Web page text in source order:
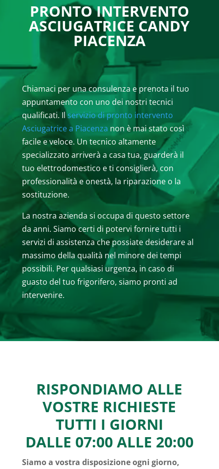
PRONTO INTERVENTO
ASCIUGATRICE CANDY
PIACENZA
Chiamaci per una consulenza e prenota il tuo
appuntamento con uno dei nostri tecnici
qualificati. Ilservizio di pronto intervento
Asciugatrice a Piacenza non è mai stato così
facile e veloce. Un tecnico altamente
specializzato arriverà a casa tua, guarderà il
tuo elettrodomestico e ti consiglierà, con
professionalità e onestà, la riparazione o la
sostituzione.
La nostra azienda si occupa di questo settore
da anni. Siamo certi di potervi fornire tutti i
servizi di assistenza che possiate desiderare al
massimo della qualità nel minore dei tempi
possibili. Per qualsiasi urgenza, in caso di
guasto del tuo frigorifero, siamo pronti ad
intervenire.
RISPONDIAMO ALLE
VOSTRE RICHIESTE
TUTTI I GIORNI
DALLE 07:00 ALLE 20:00
Siamo a vostra disposizione ogni giorno,